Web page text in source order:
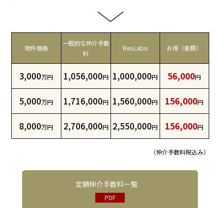
物件価格
一般的な仲介手数
料
ReoLabo お得（差額）
3,000万円 1,056,000円 1,000,000円 56,000円
5,000万円 1,716,000円 1,560,000円 156,000円
8,000万円 2,706,000円 2,550,000円 156,000円
（仲介手数料税込み）
定額仲介手数料一覧
PDF